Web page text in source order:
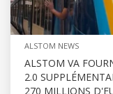
ALSTOM NEWS
ALSTOM VA
2.0
270 MILLIONS